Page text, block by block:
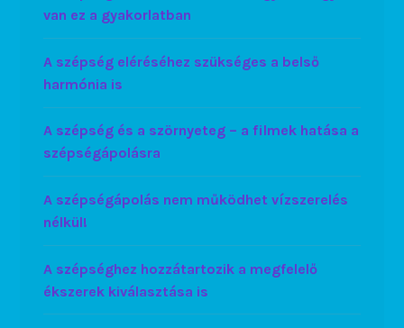
van ez a gyakorlatban
A szépség eléréséhez szükséges a belső
harmónia is
A szépség és a szörnyeteg – a filmek hatása a
szépségápolásra
A szépségápolás nem működhet vízszerelés
nélkül!
A szépséghez hozzátartozik a megfelelő
ékszerek kiválasztása is